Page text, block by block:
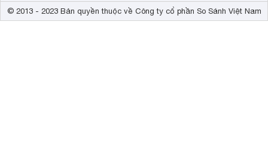
© 2013 - 2023 Bản quyền thuộc về Công ty cổ phần So Sánh Việt Nam